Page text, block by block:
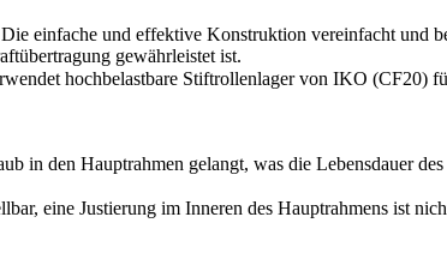
einfache und effektive Konstruktion vereinfacht und
gewährleistet ist.
hochbelastbare Stiftrollenlager von IKO (CF20)
in den Hauptrahmen gelangt, was die Lebensdauer
eine Justierung im Inneren des Hauptrahmens ist